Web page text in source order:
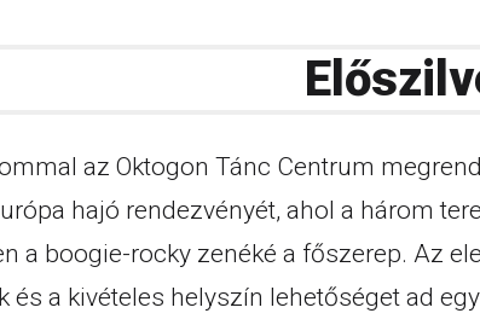
az Oktogon Tánc Centrum
hajó rendezvényét, ahol a három
a boogie-rocky zenéké a főszerep. Az
és a kivételes helyszín lehetőséget ad egy